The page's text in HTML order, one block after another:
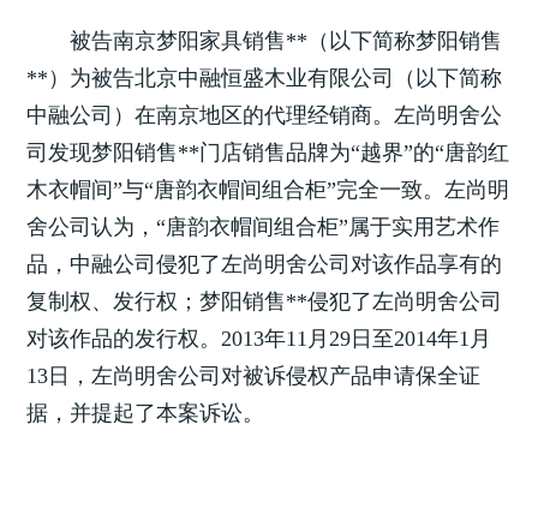
被告南京梦阳家具销售**（以下简称梦阳销售
**）为被告北京中融恒盛木业有限公司（以下简称
中融公司）在南京地区的代理经销商。左尚明舍公
司发现梦阳销售**门店销售品牌为“越界”的“唐韵红
木衣帽间”与“唐韵衣帽间组合柜”完全一致。左尚明
舍公司认为，“唐韵衣帽间组合柜”属于实用艺术作
品，中融公司侵犯了左尚明舍公司对该作品享有的
复制权、发行权；梦阳销售**侵犯了左尚明舍公司
对该作品的发行权。2013年11月29日至2014年1月
13日，左尚明舍公司对被诉侵权产品申请保全证
据，并提起了本案诉讼。